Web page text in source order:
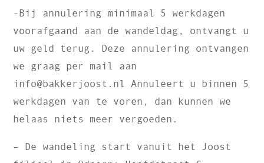
-Bij annulering minimaal 5 werkdagen
voorafgaand aan de wandeldag, ontvangt u
uw geld terug. Deze annulering ontvangen
we graag per mail aan
info@bakkerjoost.nl Annuleert u binnen 5
werkdagen van te voren, dan kunnen we
helaas niets meer vergoeden.
– De wandeling start vanuit het Joost